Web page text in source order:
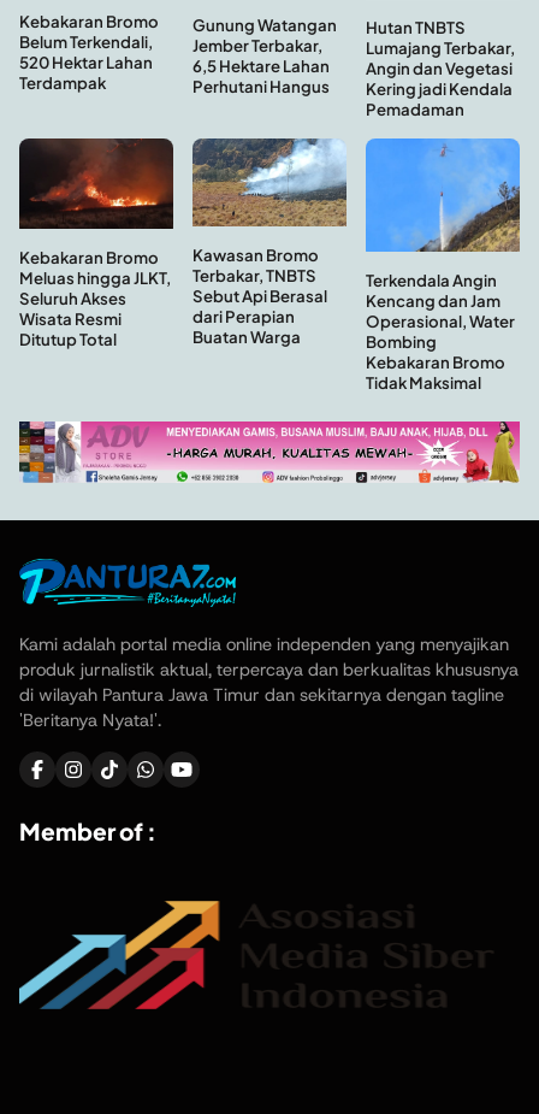
Kebakaran Bromo
Belum Terkendali,
520 Hektar Lahan
Terdampak
Gunung Watangan
Jember Terbakar,
6,5 Hektare Lahan
Perhutani Hangus
Hutan TNBTS
Lumajang Terbakar,
Angin dan Vegetasi
Kering jadi Kendala
Pemadaman
Kebakaran Bromo
Meluas hingga JLKT,
Seluruh Akses
Wisata Resmi
Ditutup Total
Kawasan Bromo
Terbakar, TNBTS
Sebut Api Berasal
dari Perapian
Buatan Warga
Terkendala Angin
Kencang dan Jam
Operasional, Water
Bombing
Kebakaran Bromo
Tidak Maksimal
Kami adalah portal media online independen yang menyajikan
produk jurnalistik aktual, terpercaya dan berkualitas khususnya
di wilayah Pantura Jawa Timur dan sekitarnya dengan tagline
'Beritanya Nyata!'.
Member of :